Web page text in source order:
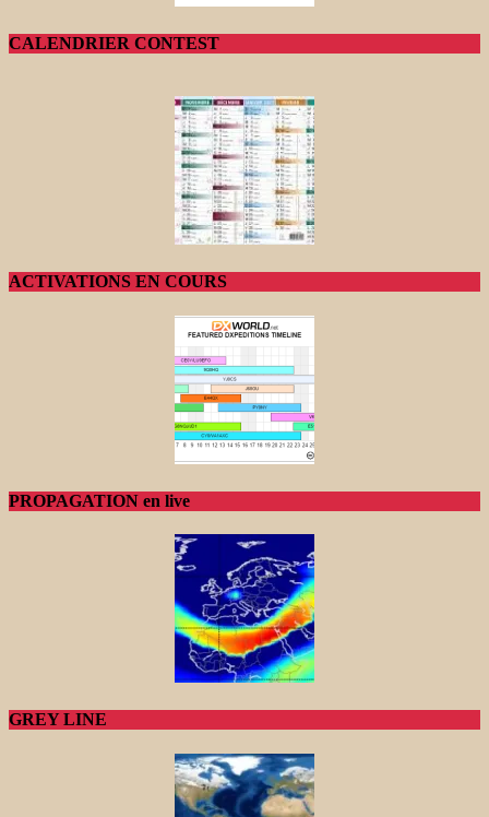
CALENDRIER CONTEST
ACTIVATIONS EN COURS
PROPAGATION en live
GREY LINE